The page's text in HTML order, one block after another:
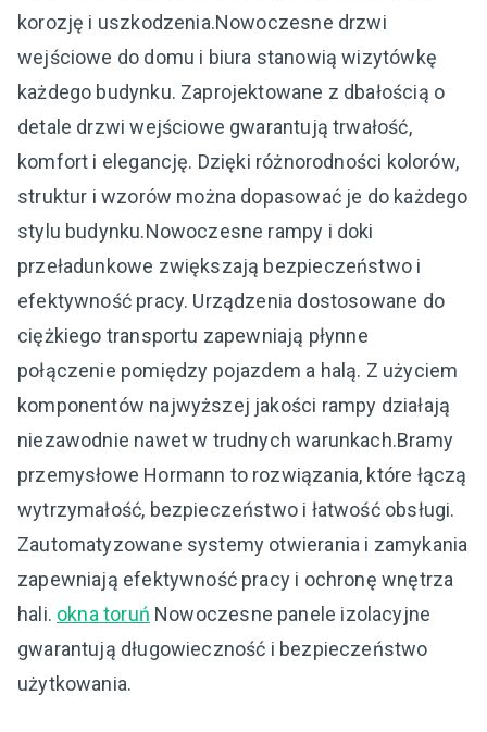
korozję i uszkodzenia.Nowoczesne drzwi
wejściowe do domu i biura stanowią wizytówkę
każdego budynku. Zaprojektowane z dbałością o
detale drzwi wejściowe gwarantują trwałość,
komfort i elegancję. Dzięki różnorodności kolorów,
struktur i wzorów można dopasować je do każdego
stylu budynku.Nowoczesne rampy i doki
przeładunkowe zwiększają bezpieczeństwo i
efektywność pracy. Urządzenia dostosowane do
ciężkiego transportu zapewniają płynne
połączenie pomiędzy pojazdem a halą. Z użyciem
komponentów najwyższej jakości rampy działają
niezawodnie nawet w trudnych warunkach.Bramy
przemysłowe Hormann to rozwiązania, które łączą
wytrzymałość, bezpieczeństwo i łatwość obsługi.
Zautomatyzowane systemy otwierania i zamykania
zapewniają efektywność pracy i ochronę wnętrza
hali. okna toruń Nowoczesne panele izolacyjne
gwarantują długowieczność i bezpieczeństwo
użytkowania.